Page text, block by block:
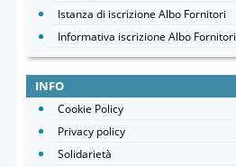
Istanza di iscrizione Albo Fornitori
Informativa iscrizione Albo Fornitori
INFO
Cookie Policy
Privacy policy
Solidarietà